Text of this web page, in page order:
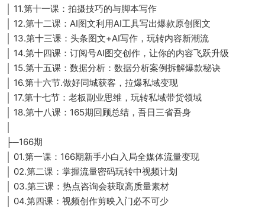
│ 11.第十一课：拍摄技巧的与脚本写作
│ 12.第十二课：AI图文利用AI工具写出爆款原创图文
│ 13.第十三课：头条图文+AI写作，玩转内容新潮流
│ 14.第十四课：订阅号AI图交创作，让你的内容飞跃升级
│ 15.第十五课：数据分析：数据分析案例拆解爆款秘诀
│ 16.第十六节.做好同城获客，拉爆私域变现
│ 17.第十七节：老板副业思维，玩转私域带货领域
│ 18.第十八课：165期回顾总结，吾日三省吾身
├─166期
│ 01.第一课：166期新手小白入局全媒体流量变现
│ 02.第二课：掌握流量密码玩转中视频计划
│ 03.第三课：热点咨询会获取高质量素材
│ 04.第四课：视频创作剪映入门必不可少